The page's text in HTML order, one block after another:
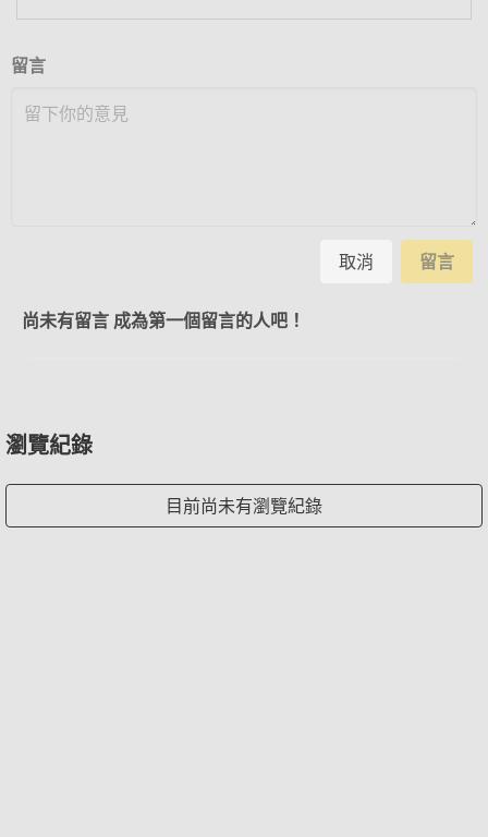
留言
取消 留言
尚未有留言 成為第一個留言的人吧！
瀏覽紀錄
目前尚未有瀏覽紀錄